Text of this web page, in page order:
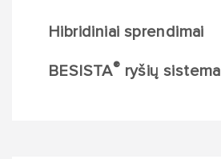
Hibridiniai sprendimai
BESISTA® ryšių sistema